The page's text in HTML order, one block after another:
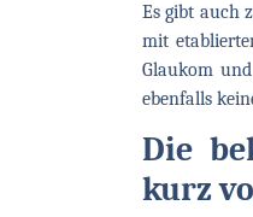
Es gibt auch
mit
Glaukom
ebenfalls
Die
kurz